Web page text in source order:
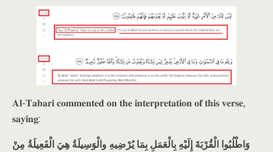
𝐀𝐥-𝐓𝐚𝐛𝐚𝐫𝐢 𝐜𝐨𝐦𝐦𝐞𝐧𝐭𝐞𝐝 𝐨𝐧 𝐭𝐡𝐞 𝐢𝐧𝐭𝐞𝐫𝐩𝐫𝐞𝐭𝐚𝐭𝐢𝐨𝐧 𝐨𝐟 𝐭𝐡𝐢𝐬 𝐯𝐞𝐫𝐬𝐞,
𝐬𝐚𝐲𝐢𝐧𝐠:
وَاطْلُبُوا الْقُرْبَةَ إِلَيْهِ بِالْعَمَلِ بِمَا يُرْضِيهِ والْوَسِيلَةُ هِيَ الْفَعِيلَةُ مِنْ